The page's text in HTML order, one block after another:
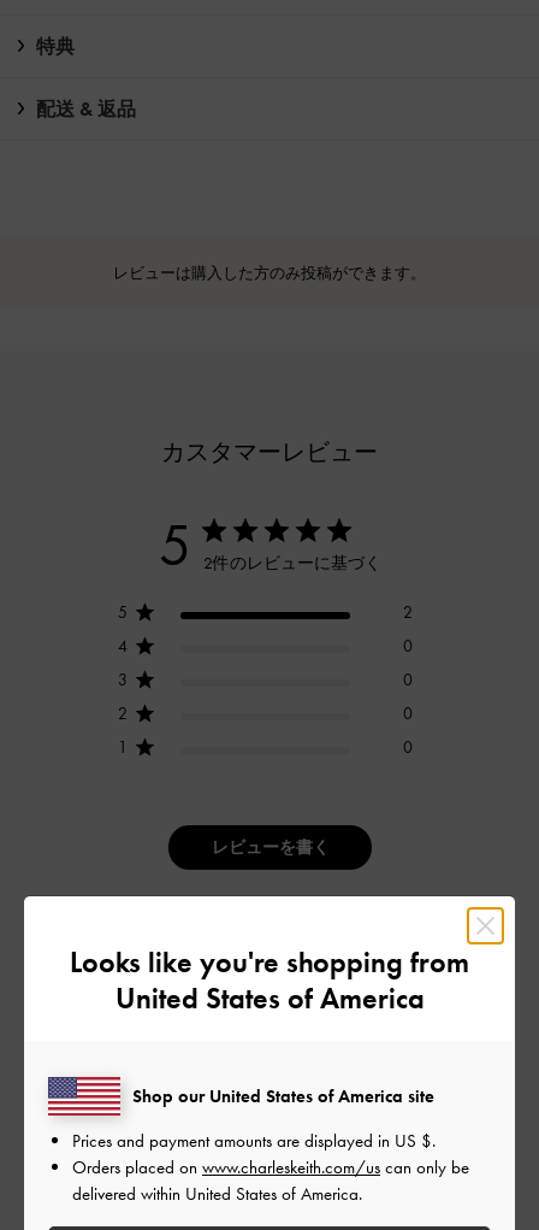
特典
配送 & 返品
レビューは購入した方のみ投稿ができます。
カスタマーレビュー
5 2件のレビューに基づく
5
2
4
0
3
0
2
0
1
0
レビューを書く
とても良かった
とても良かった
もっと見る
Looks like you're shopping from
United States of America
Shop our United States of America site
Prices and payment amounts are displayed in US $.
Orders placed on www.charleskeith.com/us can only be
delivered within United States of America.